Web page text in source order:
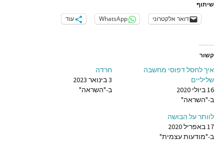
שיתוף
דואר אלקטרוני WhatsApp עוד
קשור
איך לחסל דפוסי מחשבה
שליליים
16 ביולי 2020
ב-"השראה"
חרדה
3 בינואר 2023
ב-"השראה"
לוותר על הבושה
17 באפריל 2020
ב-"מודעות עצמית"